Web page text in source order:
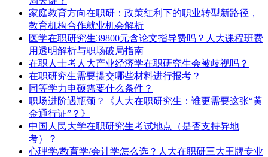
家庭教育方向在职研：政策红利下的职业转型新路径，
教育机构合作就业机会解析
医学在职研究生39800元含论文指导费吗？人大课程班费
用透明解析与职场破局指南
在职人士考人大产业经济学在职研究生会被歧视吗？
在职研究生需要提交哪些材料进行报考？
同等学力申硕需要什么条件？
职场进阶遇瓶颈？《人大在职研究生：谁更需要这张“黄
金通行证”？》
中国人民大学在职研究生考试地点（是否支持异地
考）？
心理学/教育学/会计学怎么选？人大在职研三大王牌专业